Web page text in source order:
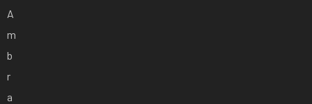
A
m
b
r
a